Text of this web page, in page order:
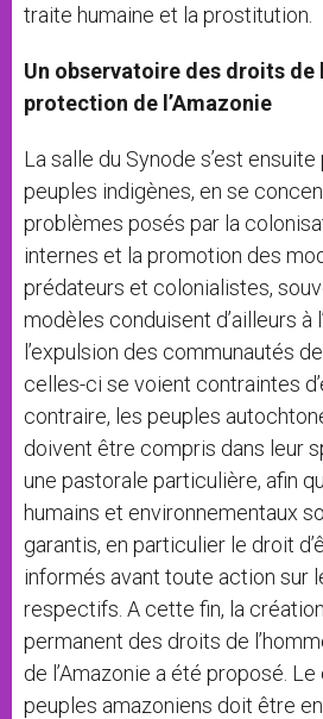
traite humaine et la prostitution.
Un observatoire des droits de
protection de l’Amazonie
La salle du Synode s’est
peuples indigènes, en se
problèmes posés par la
internes et la promotion des
prédateurs et colonialistes,
modèles conduisent d’ailleurs à
l’expulsion des communautés
celles-ci se voient contraintes
contraire, les peuples
doivent être compris dans leur
une pastorale particulière, afin
humains et environnementaux
garantis, en particulier le droit
informés avant toute action sur
respectifs. A cette fin, la
permanent des droits de
de l’Amazonie a été proposé.
peuples amazoniens doit être